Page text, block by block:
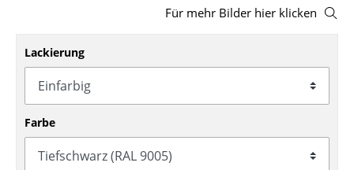
Schaukelstühle
Bürodrehstühle
Konferenzstühle
Bürosessel
Für mehr Bilder hier klicken
Lackierung
Farbe